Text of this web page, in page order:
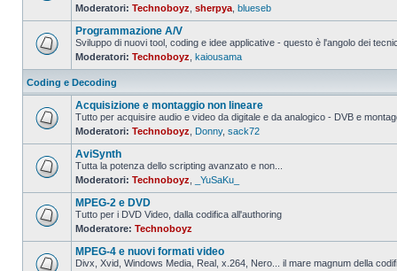
Nessun
da
leggere
Moderatori: Technoboyz sherpya blueseb
Nessun
messaggio
da
leggere
Programmazione A/V
Sviluppo di nuovi tool, coding e idee applicative - questo è l'angolo dei
Moderatori: Technoboyz kaiousama
Coding e Decoding
Nessun
messaggio
da
leggere
Acquisizione e montaggio non lineare
Tutto per acquisire audio e video da digitale e da analogico - DVB e
Moderatori: Technoboyz Donny, sack72
Nessun
messaggio
da
leggere
AviSynth
Tutta la potenza dello scripting avanzato e non...
Moderatori: Technoboyz _YuSaKu_
Nessun
messaggio
da
leggere
MPEG-2 e DVD
Tutto per i DVD Video, dalla codifica all'authoring
Moderatore: Technoboyz
MPEG-4 e nuovi formati video
Divx, Xvid, Windows Media, Real, x.264, Nero... il mare magnum della